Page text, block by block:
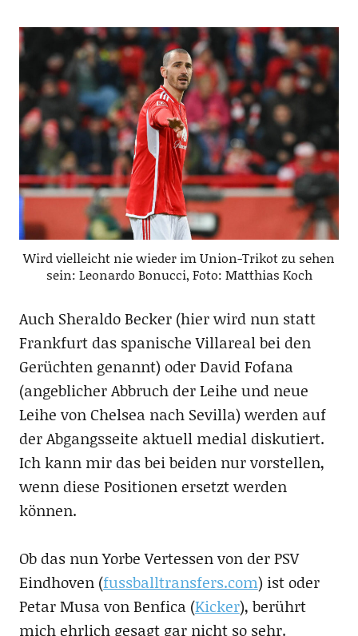
Wird vielleicht nie wieder im Union-Trikot zu sehen
sein: Leonardo Bonucci, Foto: Matthias Koch
Auch Sheraldo Becker (hier wird nun statt
Frankfurt das spanische Villareal bei den
Gerüchten genannt) oder David Fofana
(angeblicher Abbruch der Leihe und neue
Leihe von Chelsea nach Sevilla) werden auf
der Abgangsseite aktuell medial diskutiert.
Ich kann mir das bei beiden nur vorstellen,
wenn diese Positionen ersetzt werden
können.
Ob das nun Yorbe Vertessen von der PSV
Eindhoven (fussballtransfers.com) ist oder
Petar Musa von Benfica (Kicker), berührt
mich ehrlich gesagt gar nicht so sehr.